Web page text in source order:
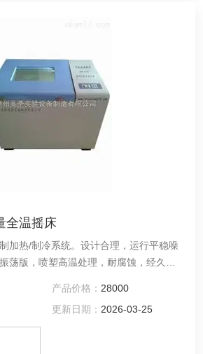
全温摇床
加热/制冷系统。设计合理，运行平稳噪
荡版，喷塑高温处理，耐腐蚀，经久耐
冷冻系统的摇床为Z佳的选择。高精度全
的恒温培养箱与连续旋转的振荡器融为
地小、功能多等特点。
产品价格： 28000
更新日期： 2026-03-25